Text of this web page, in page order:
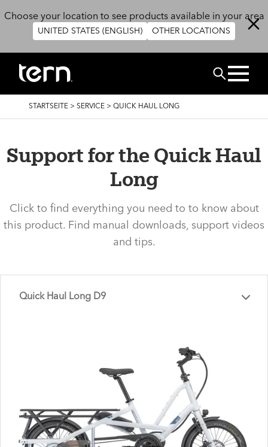
Choose your location to see products available in your area
UNITED STATES (ENGLISH) OTHER LOCATIONS
SUCHEN
PFADNAVIGATION
STARTSEITE > SERVICE > QUICK HAUL LONG
Support for the Quick Haul
Long
Click to find everything you need to to know about
this product. Find manual downloads, support videos
and tips.
Quick Haul Long D9